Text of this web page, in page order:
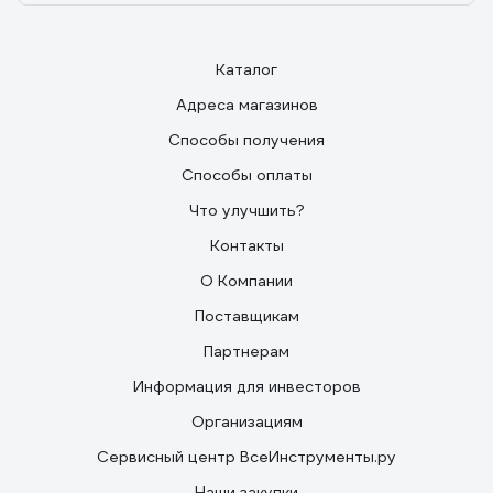
Каталог
Адреса магазинов
Способы получения
Способы оплаты
Что улучшить?
Контакты
О Компании
Поставщикам
Партнерам
Информация для инвесторов
Организациям
Сервисный центр ВсеИнструменты.ру